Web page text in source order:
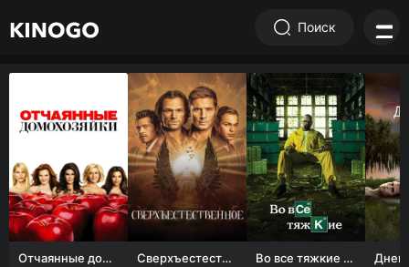
Поиск
Отчаянные домохозяйки (1 сезон) Сверхъестественное Во все тяжкие 1-5 сезон